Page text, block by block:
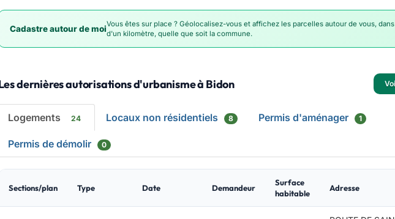
Cadastre autour de moiVous êtes sur place ? Géolocalisez-vous et affichez les parcelles autour de vous,
d'un kilomètre, quelle que soit la commune.
dernières autorisations d'urbanisme à Bidon
Logements 24 Locaux non résidentiels 8 Permis d'aménager 1
Permis de démolir 0
Sections/plan Type Date Demandeur
Surface
habitable
Adresse